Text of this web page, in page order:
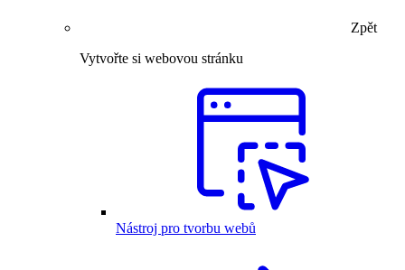
Zpět
Vytvořte si webovou stránku
Nástroj pro tvorbu webů